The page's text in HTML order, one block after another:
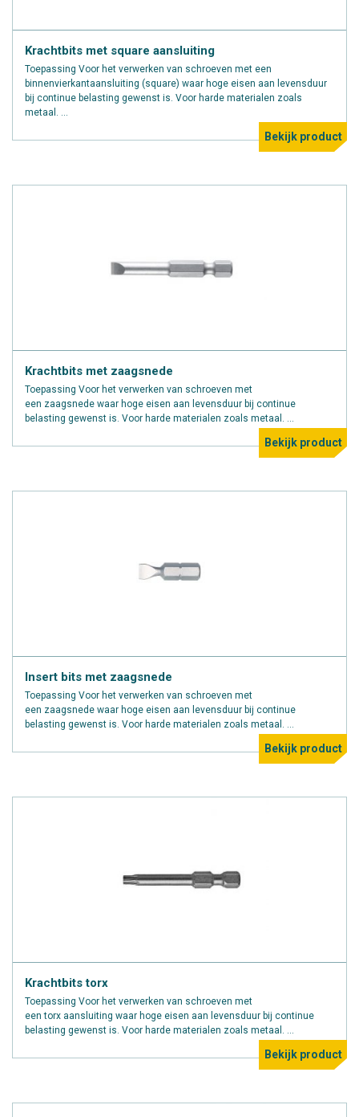
Krachtbits met square aansluiting
Toepassing Voor het verwerken van schroeven met een
binnenvierkantaansluiting (square) waar hoge eisen aan levensduur
bij continue belasting gewenst is. Voor harde materialen zoals
metaal. ...
Bekijk product
Krachtbits met zaagsnede
Toepassing Voor het verwerken van schroeven met
een zaagsnede waar hoge eisen aan levensduur bij continue
belasting gewenst is. Voor harde materialen zoals metaal. ...
Bekijk product
Insert bits met zaagsnede
Toepassing Voor het verwerken van schroeven met
een zaagsnede waar hoge eisen aan levensduur bij continue
belasting gewenst is. Voor harde materialen zoals metaal. ...
Bekijk product
Krachtbits torx
Toepassing Voor het verwerken van schroeven met
een torx aansluiting waar hoge eisen aan levensduur bij continue
belasting gewenst is. Voor harde materialen zoals metaal. ...
Bekijk product